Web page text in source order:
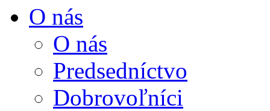
O nás
O nás
Predsedníctvo
Dobrovoľníci